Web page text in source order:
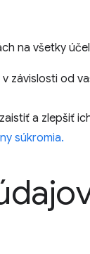
na všetky
závislosti od
a zlepšiť
súkromia.